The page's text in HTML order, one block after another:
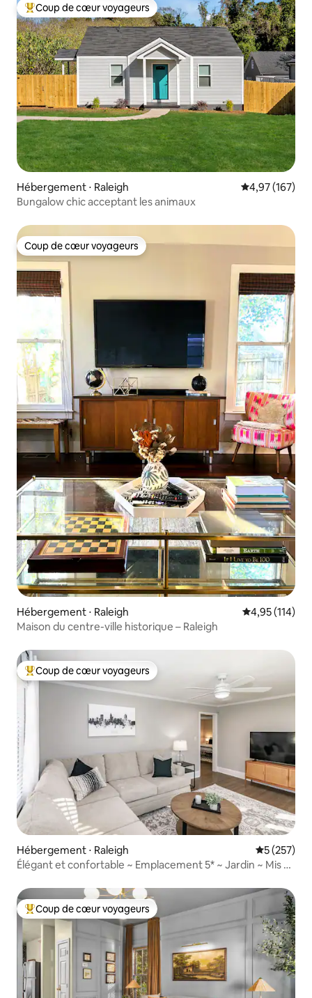
Coups de cœur voyageurs les plus appréciés
Coup de cœur voyageurs
Hébergement ⋅ Raleigh Évaluation
4,97 (167)
Bungalow chic acceptant les animaux
Coup de cœur voyageurs
Coup de cœur voyageurs
Hébergement ⋅ Raleigh Évaluation
4,95 (114)
Maison du centre-ville historique – Raleigh
Coups de cœur voyageurs les plus appréciés
Coup de cœur voyageurs
Hébergement ⋅ Raleigh Évaluation
5 (257)
Élégant et confortable ~ Emplacement 5* ~ Jardin ~ Mis à
Coups de cœur voyageurs les plus appréciés
Coup de cœur voyageurs